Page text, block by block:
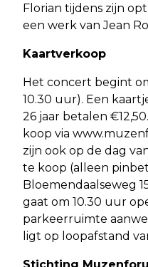
Florian tijdens zijn
een werk van Jean
Kaartverkoop
Het concert begint
10.30 uur). Een
26 jaar betalen
koop via
zijn ook op de dag
te koop (alleen
Bloemendaalseweg
gaat om 10.30 uur
parkeerruimte
ligt op loopafstand
Stichting